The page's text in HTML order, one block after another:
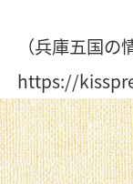
（兵庫五国の
https://